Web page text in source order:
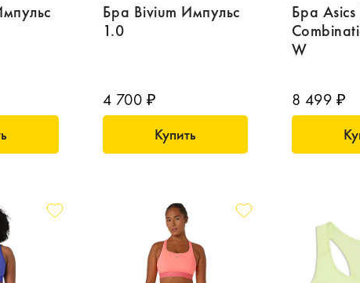
Бра Bivium Импульс
1.0
4 700 ₽
Купить
Бра Asics
W
8 499 ₽